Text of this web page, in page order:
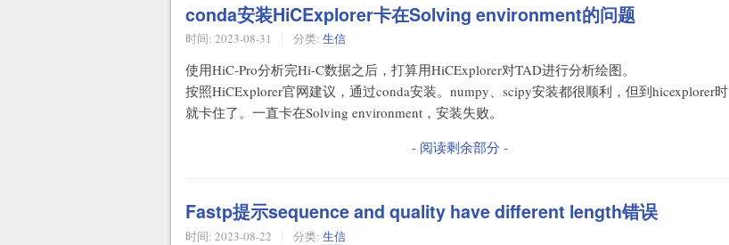
conda安装HiCExplorer卡在Solving environment的问题
时间: 2023-08-31 分类: 生信
使用HiC-Pro分析完Hi-C数据之后，打算用HiCExplorer对TAD进行分析绘图。
按照HiCExplorer官网建议，通过conda安装。numpy、scipy安装都很顺利，但到hicexplorer时
就卡住了。一直卡在Solving environment，安装失败。
- 阅读剩余部分 -
Fastp提示sequence and quality have different length错误
时间: 2023-08-22 分类: 生信